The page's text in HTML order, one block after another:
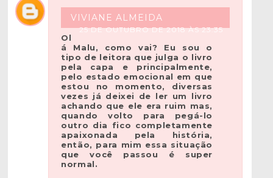
VIVIANE ALMEIDA
25 DE OUTUBRO DE 2018 ÀS 23:35
Ol
á Malu, como vai? Eu sou o
tipo de leitora que julga o livro
pela capa e principalmente,
pelo estado emocional em que
estou no momento, diversas
vezes já deixei de ler um livro
achando que ele era ruim mas,
quando volto para pegá-lo
outro dia fico completamente
apaixonada pela história,
então, para mim essa situação
que você passou é super
normal.